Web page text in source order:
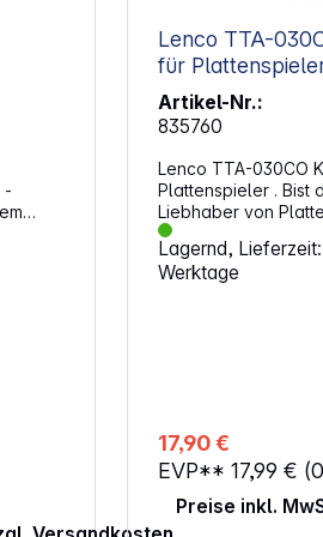
-
TTA-
eine
Lenco TTA-030CO
für
Artikel-Nr.:
835760
Lenco TTA-030CO
Plattenspieler . Bist
Liebhaber von
Vinylplatten und
aus deinem
herausholen? Dann
meisten Standard-
geeignet ist. Die
natürlichen
Lagernd,
Werktage
17,90 €
EVP**17,99 €
Preise inkl.